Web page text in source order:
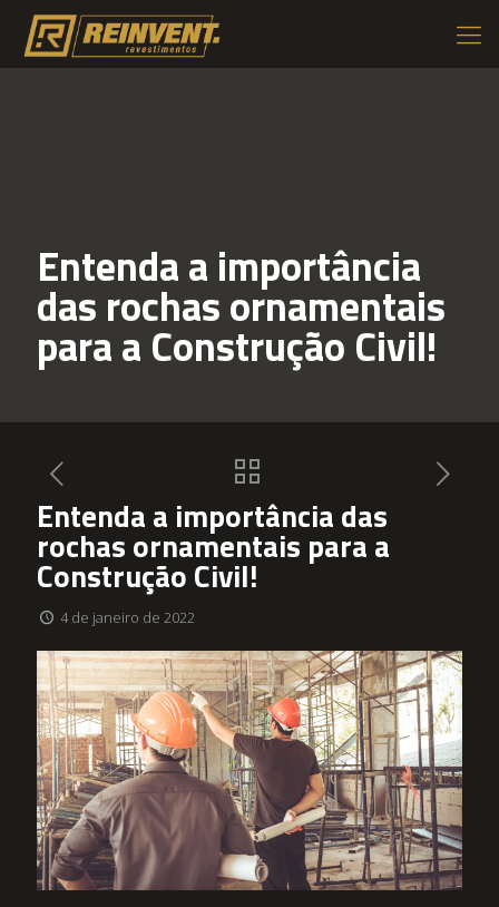
Entenda a importância
das rochas ornamentais
para a Construção Civil!
Entenda a importância das
rochas ornamentais para a
Construção Civil!
4 de janeiro de 2022